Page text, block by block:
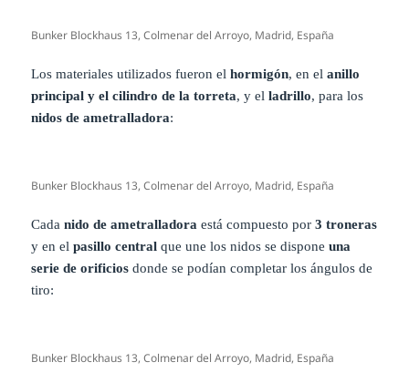
Bunker Blockhaus 13, Colmenar del Arroyo, Madrid, España
Los materiales utilizados fueron elhormigón, en elanillo
principal y el cilindro de la torreta, y elladrillo, para los
nidos de ametralladora:
Bunker Blockhaus 13, Colmenar del Arroyo, Madrid, España
Cadanido de ametralladoraestá compuesto por3 troneras
y en elpasillo centralque une los nidos se disponeuna
serie de orificios donde se podían completar los ángulos de
tiro:
Bunker Blockhaus 13, Colmenar del Arroyo, Madrid, España